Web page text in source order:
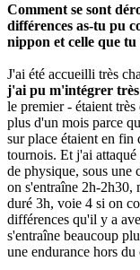
Comment se sont
différences as-tu pu
nippon et celle que
J'ai été accueilli très
j'ai pu m'intégrer
le premier - étaient
plus d'un mois parce
sur place étaient en fin
tournois. Et j'ai attaqué
de physique, sous une
on s'entraîne 2h-2h30,
duré 3h, voie 4 si on
différences qu'il y a
s'entraîne beaucoup
une endurance hors du